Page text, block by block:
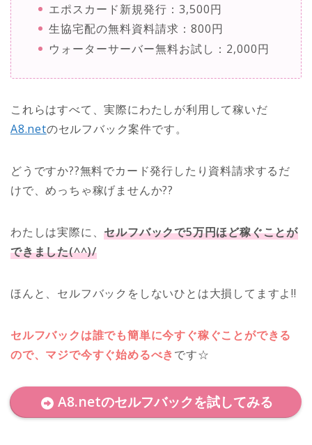
エポスカード新規発行：3,500円
生協宅配の無料資料請求：800円
ウォーターサーバー無料お試し：2,000円
これらはすべて、実際にわたしが利用して稼いだ
A8.netのセルフバック案件です。
どうですか??無料でカード発行したり資料請求するだ
けで、めっちゃ稼げませんか??
わたしは実際に、セルフバックで5万円ほど稼ぐことが
できました(^^)/
ほんと、セルフバックをしないひとは大損してますよ!!
セルフバックは誰でも簡単に今すぐ稼ぐことができる
ので、マジで今すぐ始めるべきです☆
A8.netのセルフバックを試してみる